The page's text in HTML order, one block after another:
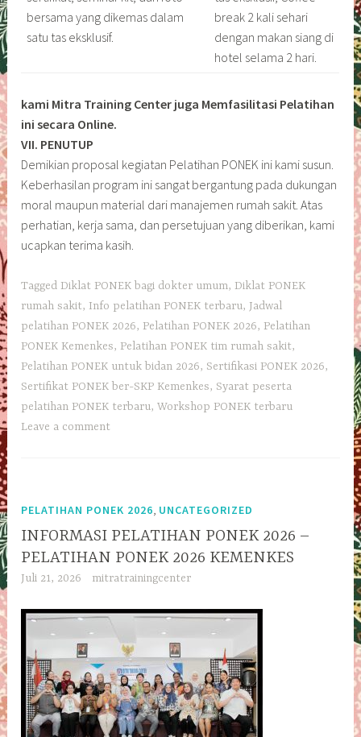
bersama yang dikemas dalam
satu tas eksklusif.
break 2 kali sehari
dengan makan siang di
hotel selama 2 hari.
kami Mitra Training Center juga Memfasilitasi Pelatihan
ini secara Online.
VII. PENUTUP
Demikian proposal kegiatan Pelatihan PONEK ini kami susun.
Keberhasilan program ini sangat bergantung pada dukungan
moral maupun material dari manajemen rumah sakit. Atas
perhatian, kerja sama, dan persetujuan yang diberikan, kami
ucapkan terima kasih.
TaggedDiklat PONEK bagi dokter umum,Diklat PONEK
rumah sakit, Info pelatihan PONEK terbaru, Jadwal
pelatihan PONEK 2026, Pelatihan PONEK 2026, Pelatihan
PONEK Kemenkes, Pelatihan PONEK tim rumah sakit,
Pelatihan PONEK untuk bidan 2026, Sertifikasi PONEK 2026,
Sertifikat PONEK ber-SKP Kemenkes, Syarat peserta
pelatihan PONEK terbaru,Workshop PONEK terbaru
Leave a comment
PELATIHAN PONEK 2026, UNCATEGORIZED
INFORMASI PELATIHAN PONEK 2026 –
PELATIHAN PONEK 2026 KEMENKES
Juli 21, 2026 mitratrainingcenter